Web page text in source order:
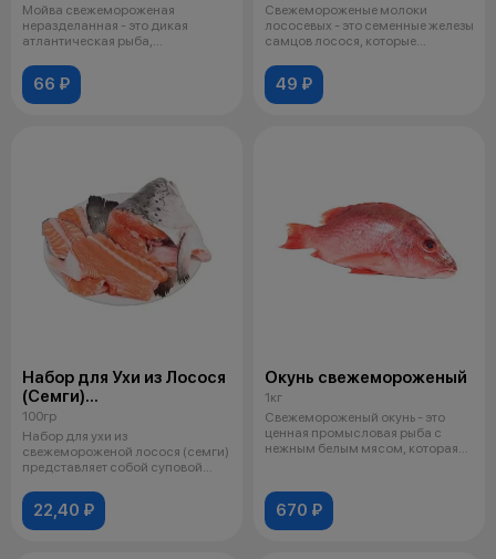
Мойва свежемороженая
неразделанная - это дикая
атлантическая рыба,
66 ₽
Свежемороженые молоки
лососевых - это семенные железы
самцов лосося, которые
49 ₽
Набор для Ухи из Лосося
(Семги)
свежемороженый
100гр
Набор для ухи из
свежемороженой лосося (семги)
представляет собой суповой
22,40 ₽
Окунь свежемороженый
1кг
Свежемороженый окунь - это
ценная промысловая рыба с
нежным белым мясом, которая
670 ₽